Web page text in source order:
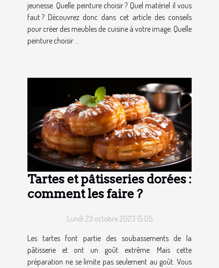
jeunesse. Quelle peinture choisir ? Quel matériel il vous
faut ? Découvrez donc dans cet article des conseils
pour créer des meubles de cuisine à votre image. Quelle
peinture choisir ...
Tartes et pâtisseries dorées :
comment les faire ?
Lundi 23 octobre 2023 15:05
Les tartes font partie des soubassements de la
pâtisserie et ont un goût extrême. Mais cette
préparation ne se limite pas seulement au goût. Vous